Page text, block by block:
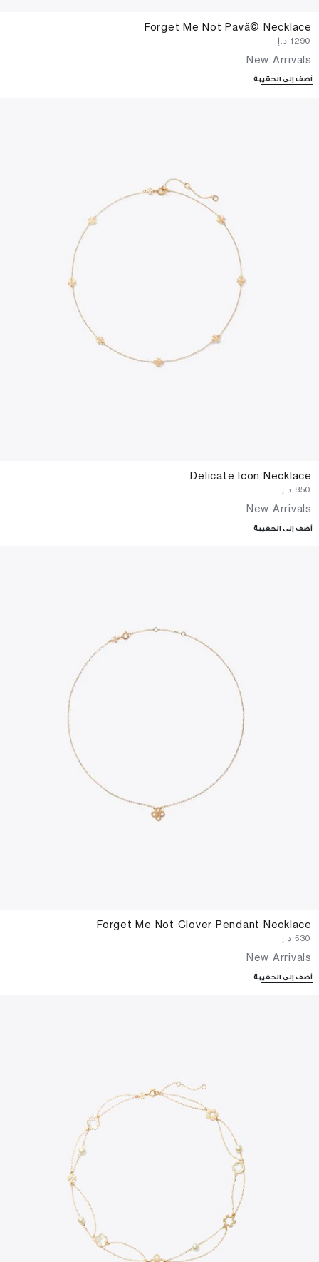
Forget Me Not Pavã© Necklace
New Arrivals
أضف إلى الحقيبة
Delicate Icon Necklace
New Arrivals
أضف إلى الحقيبة
Forget Me Not Clover Pendant Necklace
New Arrivals
أضف إلى الحقيبة